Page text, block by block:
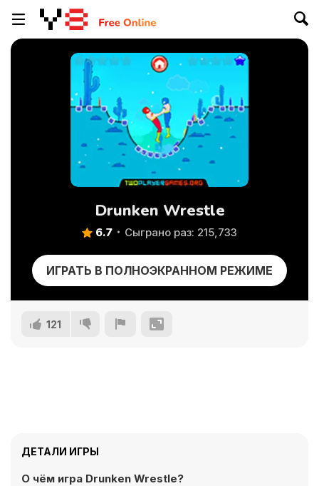
Drunken Wrestle
6.7 Сыграно раз: 215,733
ИГРАТЬ В ПОЛНОЭКРАННОМ РЕЖИМЕ
121
ДЕТАЛИ ИГРЫ
О чём игра Drunken Wrestle?